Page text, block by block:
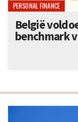
PERSONAL FINANCE
België
benchmark